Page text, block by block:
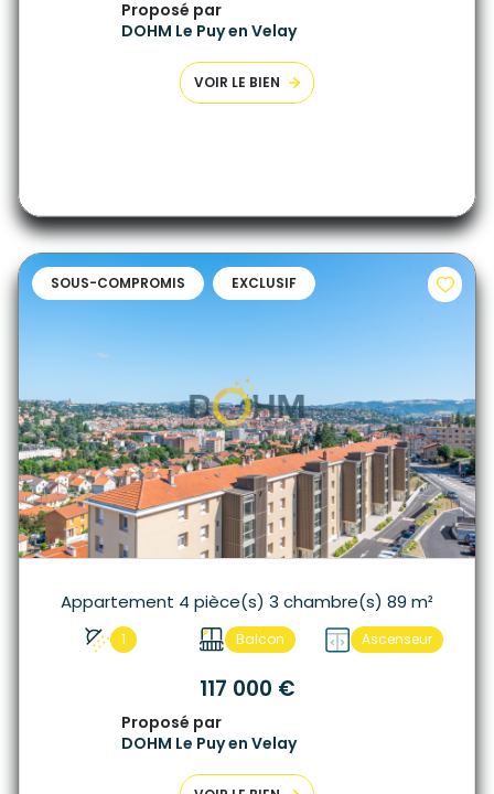
Proposé par
DOHM Le Puy en Velay
VOIR LE BIEN
SOUS-COMPROMIS EXCLUSIF
Appartement 4 pièce(s) 3 chambre(s) 89 m²
1 Balcon Ascenseur
117 000 €
Proposé par
DOHM Le Puy en Velay